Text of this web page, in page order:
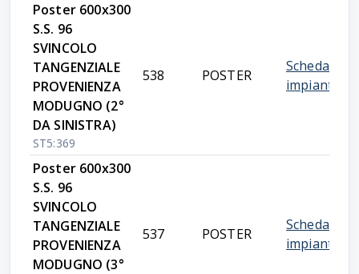
Poster 600x300
S.S. 96
SVINCOLO
TANGENZIALE
PROVENIENZA
MODUGNO (2°
DA SINISTRA)
ST5:369
538 POSTER
Scheda
impianto
Poster 600x300
S.S. 96
SVINCOLO
TANGENZIALE
PROVENIENZA
MODUGNO (3°
537 POSTER
Scheda
impianto